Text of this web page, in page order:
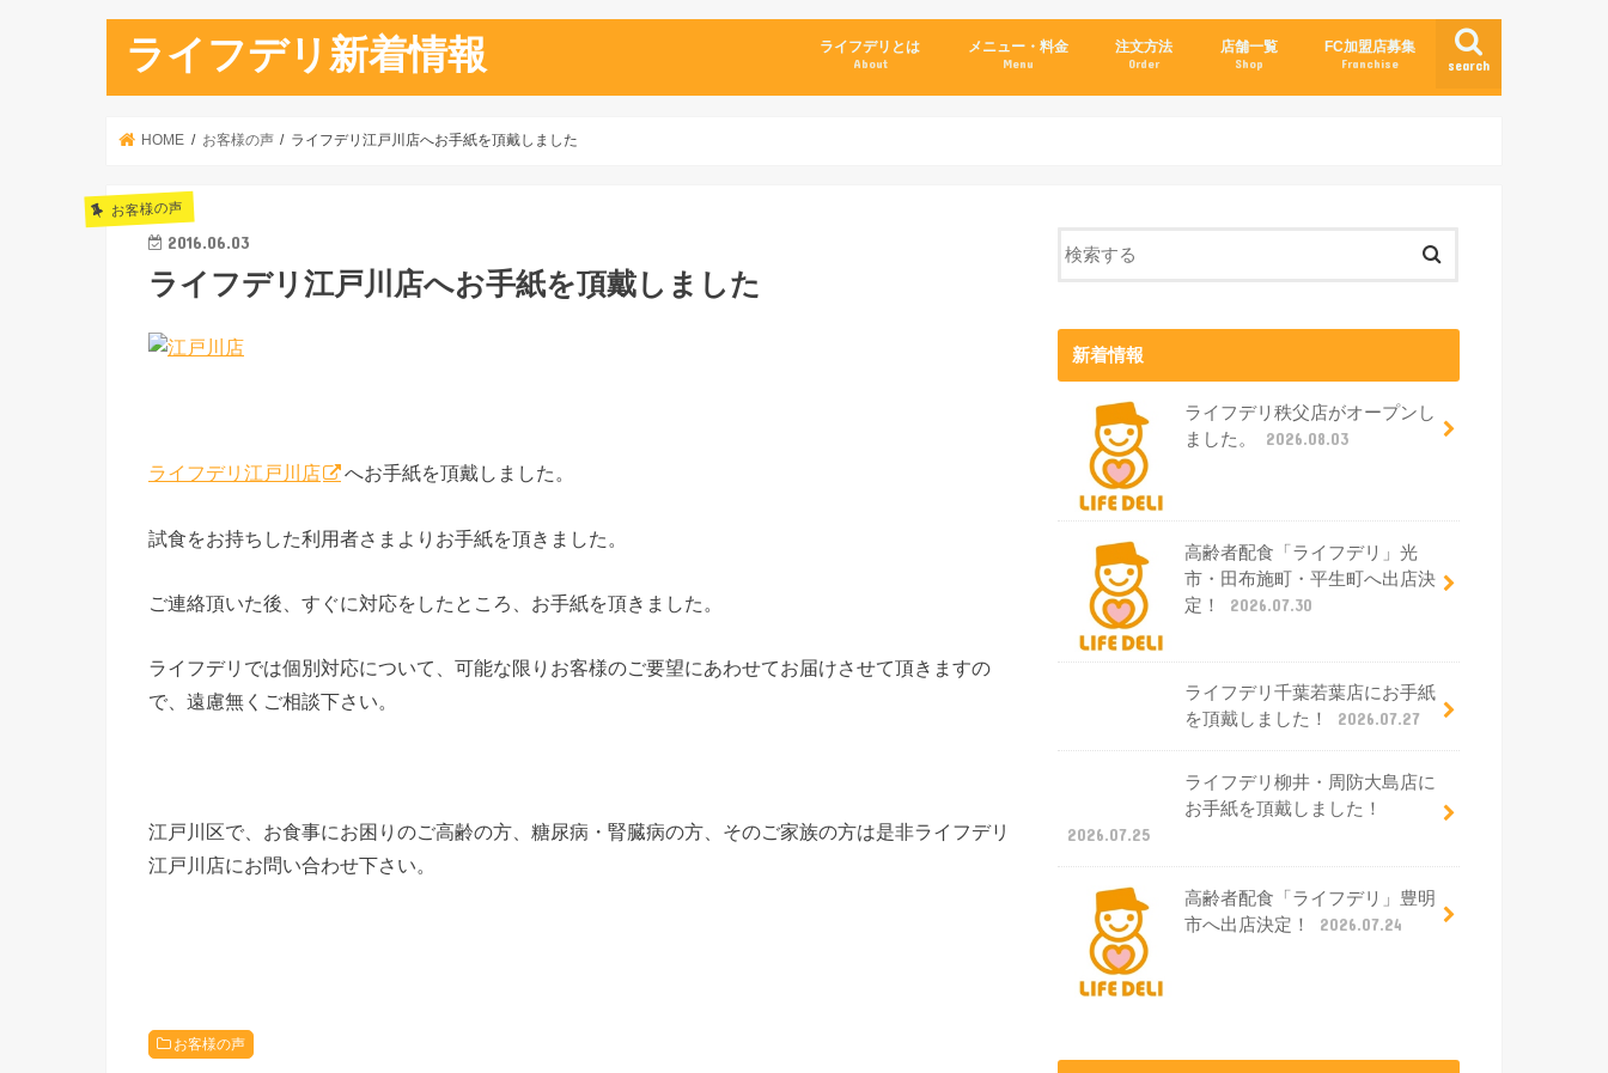
ライフデリ新着情報 search
ライフデリとは
About
メニュー・料金
Menu
注文方法
Order
店舗一覧
Shop
FC加盟店募集
Franchise
HOME お客様の声 ライフデリ江戸川店へお手紙を頂戴しました
お客様の声
2016.06.03
ライフデリ江戸川店へお手紙を頂戴しました
ライフデリ江戸川店 へお手紙を頂戴しました。
試食をお持ちした利用者さまよりお手紙を頂きました。
ご連絡頂いた後、すぐに対応をしたところ、お手紙を頂きました。
ライフデリでは個別対応について、可能な限りお客様のご要望にあわせてお届けさせて頂きますの
で、遠慮無くご相談下さい。
江戸川区で、お食事にお困りのご高齢の方、糖尿病・腎臓病の方、そのご家族の方は是非ライフデリ
江戸川店にお問い合わせ下さい。
お客様の声
新着情報
ライフデリ秩父店がオープンし
ました。
2026.08.03
高齢者配食「ライフデリ」光
市・田布施町・平生町へ出店決
定！
2026.07.30
ライフデリ千葉若葉店にお手紙
を頂戴しました！
2026.07.27
ライフデリ柳井・周防大島店に
お手紙を頂戴しました！
2026.07.25
高齢者配食「ライフデリ」豊明
市へ出店決定！
2026.07.24